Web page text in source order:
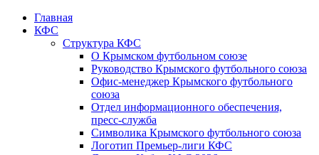
Главная
КФС
Структура КФС
О Крымском футбольном союзе
Руководство Крымского футбольного союза
Офис-менеджер Крымского футбольного
союза
Отдел информационного обеспечения,
пресс-служба
Символика Крымского футбольного союза
Логотип Премьер-лиги КФС